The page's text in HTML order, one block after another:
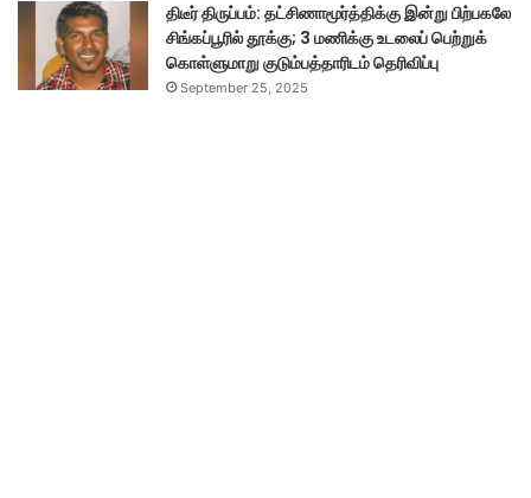
திடீர் திருப்பம்: தட்சிணாமூர்த்திக்கு இன்று பிற்பகலே
சிங்கப்பூரில் தூக்கு; 3 மணிக்கு உடலைப் பெற்றுக்
கொள்ளுமாறு குடும்பத்தாரிடம் தெரிவிப்பு
September 25, 2025